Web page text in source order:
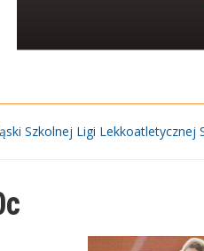
Szkolnej Ligi Lekkoatletycznej